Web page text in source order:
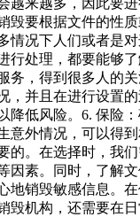
毁要根据文件的性
情况下人们或者是
行处理，都要能够
务，得到很多人的
，并且在进行设置
降低风险。6. 保险
意外情况，可以得
的。在选择时，我
因素。同时，了解
地销毁敏感信息。
毁机构，还需要在